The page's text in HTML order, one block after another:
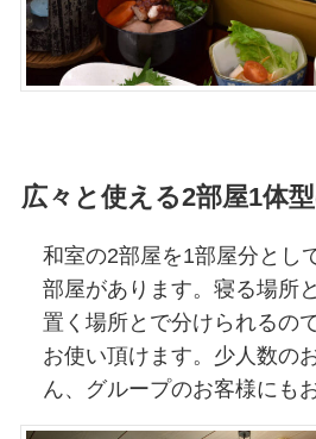
広々と使える2部屋1体
和室の2部屋を1部屋分とし
部屋があります。寝る場所
置く場所とで分けられるの
お使い頂けます。少人数の
ん、グループのお客様にも